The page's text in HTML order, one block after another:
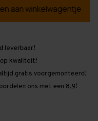
Palletstelling
mm
mm
1.100
mm
(HxLxD)
-
leverbaar!
kwaliteit!
gratis voorgemonteerd!
ons met een 8,9!